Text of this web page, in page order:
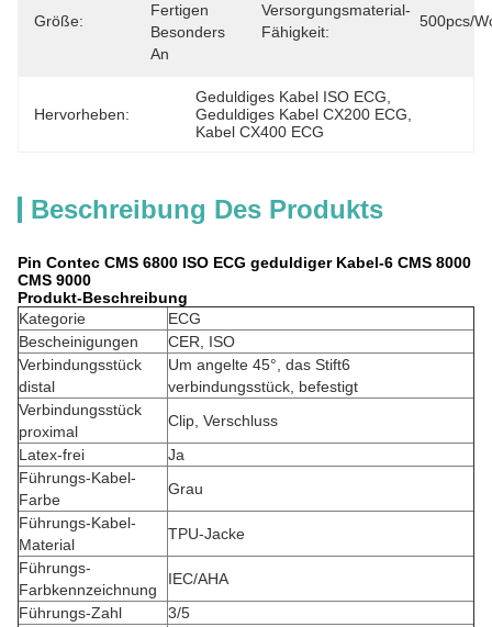
Größe:
Fertigen
Besonders
An
Versorgungsmaterial-
Fähigkeit:
500pcs/
Hervorheben:
Geduldiges Kabel ISO ECG
Geduldiges Kabel CX200 ECG
Kabel CX400 ECG
Beschreibung Des Produkts
Pin Contec CMS 6800 ISO ECG geduldiger Kabel-6 CMS 8000
CMS 9000
Produkt-Beschreibung
Kategorie
ECG
Bescheinigungen
CER, ISO
Verbindungsstück
distal
Um angelte 45°, das Stift6
verbindungsstück, befestigt
Verbindungsstück
proximal
Clip, Verschluss
Latex-frei
Ja
Führungs-Kabel-
Farbe
Grau
Führungs-Kabel-
Material
TPU-Jacke
Führungs-
Farbkennzeichnung
IEC/AHA
Führungs-Zahl
3/5